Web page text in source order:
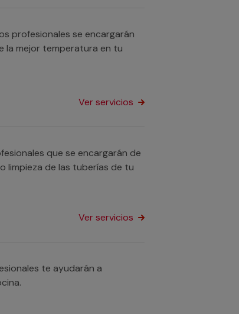
profesionales se encargarán
la mejor temperatura en tu
Ver servicios
que se encargarán de
limpieza de las tuberías de tu
Ver servicios
te ayudarán a